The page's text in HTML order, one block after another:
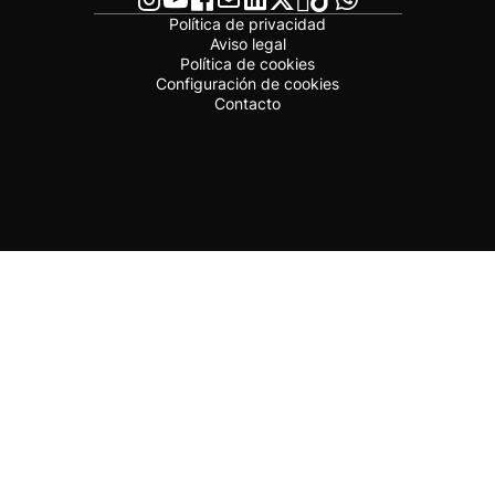
Política de privacidad
Aviso legal
Política de cookies
Configuración de cookies
Contacto